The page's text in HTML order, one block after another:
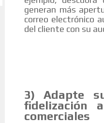
generan más
correo electrónico
del cliente con su
3) Adapte
fidelización
comerciales